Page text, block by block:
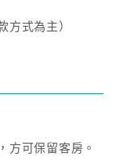
方式為主）
方可保留客房。